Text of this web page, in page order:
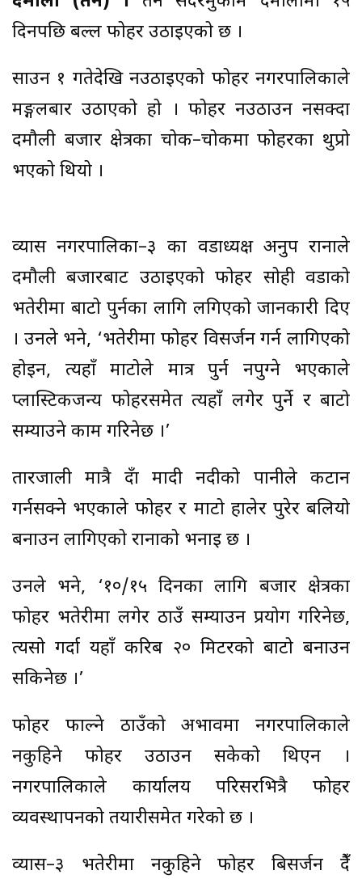
दिनपछि बल्ल फोहर उठाइएको छ ।
साउन १ गतेदेखि नउठाइएको फोहर नगरपालिकाले
मङ्गलबार उठाएको हो । फोहर नउठाउन नसक्दा
दमौली बजार क्षेत्रका चोक–चोकमा फोहरका थुप्रो
भएको थियो ।
व्यास नगरपालिका–३ का वडाध्यक्ष अनुप रानाले
दमौली बजारबाट उठाइएको फोहर सोही वडाको
भतेरीमा बाटो पुर्नका लागि लगिएको जानकारी दिए
। उनले भने, ‘भतेरीमा फोहर विसर्जन गर्न लागिएको
होइन, त्यहाँ माटोले मात्र पुर्न नपुग्ने भएकाले
प्लास्टिकजन्य फोहरसमेत त्यहाँ लगेर पुर्ने र बाटो
सम्याउने काम गरिनेछ ।’
तारजाली मात्रै हुँदा मादी नदीको पानीले कटान
गर्नसक्ने भएकाले फोहर र माटो हालेर पुरेर बलियो
बनाउन लागिएको रानाको भनाइ छ ।
उनले भने, ‘१०/१५ दिनका लागि बजार क्षेत्रका
फोहर भतेरीमा लगेर ठाउँ सम्याउन प्रयोग गरिनेछ,
त्यसो गर्दा यहाँ करिब २० मिटरको बाटो बनाउन
सकिनेछ ।’
फोहर फाल्ने ठाउँको अभावमा नगरपालिकाले
नकुहिने फोहर उठाउन सकेको थिएन ।
नगरपालिकाले कार्यालय परिसरभित्रै फोहर
व्यवस्थापनको तयारीसमेत गरेको छ ।
व्यास–३ भतेरीमा नकुहिने फोहर बिसर्जन हुँदै